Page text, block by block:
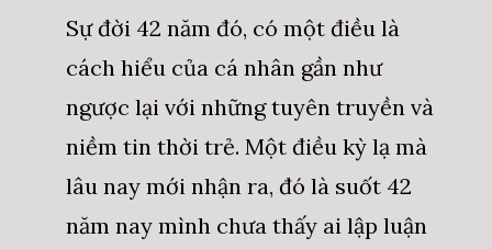
Sự đời 42 năm đó, có một điều là
cách hiểu của cá nhân gần như
ngược lại với những tuyên truyền và
niềm tin thời trẻ. Một điều kỳ lạ mà
lâu nay mới nhận ra, đó là suốt 42
năm nay mình chưa thấy ai lập luận